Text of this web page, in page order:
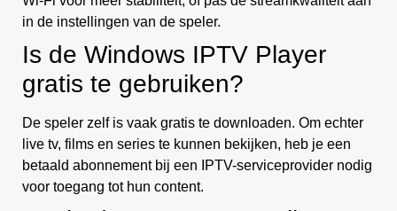
in de instellingen van de speler.
Is de Windows IPTV Player
gratis te gebruiken?
De speler zelf is vaak gratis te downloaden. Om echter
live tv, films en series te kunnen bekijken, heb je een
betaald abonnement bij een IPTV-serviceprovider nodig
voor toegang tot hun content.